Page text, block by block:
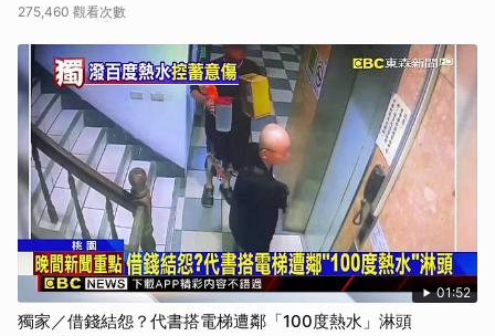
275,460 觀看次數
01:52
獨家／借錢結怨？代書搭電梯遭鄰「100度熱水」淋頭